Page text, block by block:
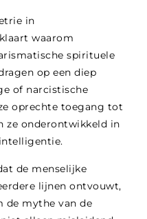
in
waarom
spirituele
op een diep
of narcistische
oprechte toegang tot
ze onderontwikkeld in
de menselijke
lijnen ontvouwt,
de mythe van de